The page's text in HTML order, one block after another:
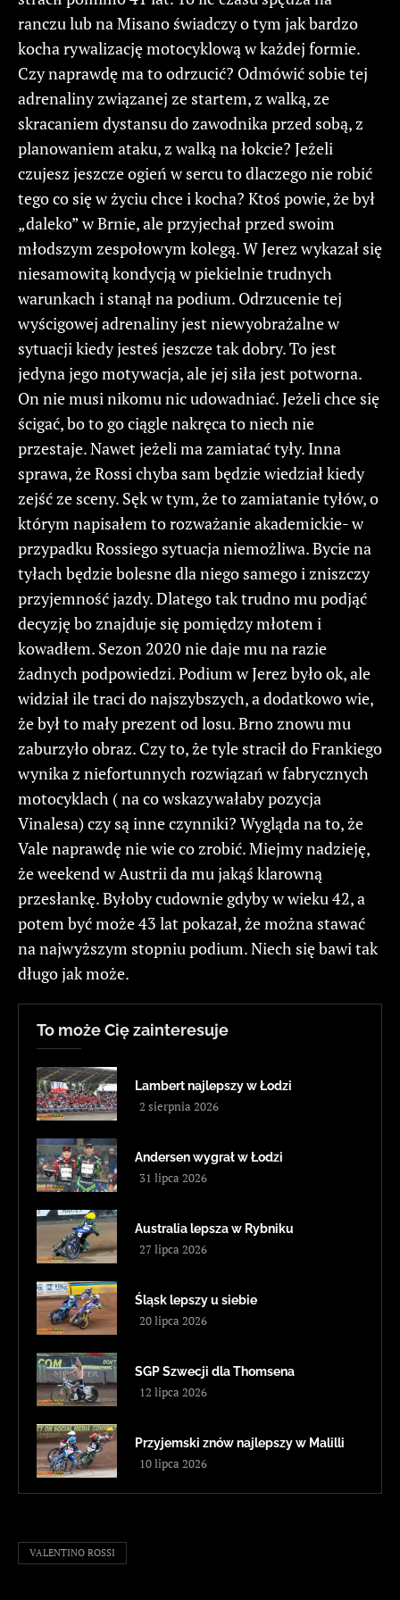
ranczu lub na Misano świadczy o tym jak bardzo
kocha rywalizację motocyklową w każdej formie.
Czy naprawdę ma to odrzucić? Odmówić sobie tej
adrenaliny związanej ze startem, z walką, ze
skracaniem dystansu do zawodnika przed sobą, z
planowaniem ataku, z walką na łokcie? Jeżeli
czujesz jeszcze ogień w sercu to dlaczego nie robić
tego co się w życiu chce i kocha? Ktoś powie, że był
„daleko” w Brnie, ale przyjechał przed swoim
młodszym zespołowym kolegą. W Jerez wykazał się
niesamowitą kondycją w piekielnie trudnych
warunkach i stanął na podium. Odrzucenie tej
wyścigowej adrenaliny jest niewyobrażalne w
sytuacji kiedy jesteś jeszcze tak dobry. To jest
jedyna jego motywacja, ale jej siła jest potworna.
On nie musi nikomu nic udowadniać. Jeżeli chce się
ścigać, bo to go ciągle nakręca to niech nie
przestaje. Nawet jeżeli ma zamiatać tyły. Inna
sprawa, że Rossi chyba sam będzie wiedział kiedy
zejść ze sceny. Sęk w tym, że to zamiatanie tyłów, o
którym napisałem to rozważanie akademickie- w
przypadku Rossiego sytuacja niemożliwa. Bycie na
tyłach będzie bolesne dla niego samego i zniszczy
przyjemność jazdy. Dlatego tak trudno mu podjąć
decyzję bo znajduje się pomiędzy młotem i
kowadłem. Sezon 2020 nie daje mu na razie
żadnych podpowiedzi. Podium w Jerez było ok, ale
widział ile traci do najszybszych, a dodatkowo wie,
że był to mały prezent od losu. Brno znowu mu
zaburzyło obraz. Czy to, że tyle stracił do Frankiego
wynika z niefortunnych rozwiązań w fabrycznych
motocyklach ( na co wskazywałaby pozycja
Vinalesa) czy są inne czynniki? Wygląda na to, że
Vale naprawdę nie wie co zrobić. Miejmy nadzieję,
że weekend w Austrii da mu jakąś klarowną
przesłankę. Byłoby cudownie gdyby w wieku 42, a
potem być może 43 lat pokazał, że można stawać
na najwyższym stopniu podium. Niech się bawi tak
długo jak może.
To może Cię zainteresuje
Lambert najlepszy w Łodzi
2 sierpnia 2026
Andersen wygrał w Łodzi
31 lipca 2026
Australia lepsza w Rybniku
27 lipca 2026
Śląsk lepszy u siebie
20 lipca 2026
SGP Szwecji dla Thomsena
12 lipca 2026
Przyjemski znów najlepszy w Malilli
10 lipca 2026
VALENTINO ROSSI